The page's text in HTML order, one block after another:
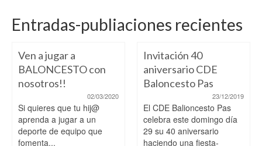
Entradas-publiaciones recientes
Ven a jugar a
BALONCESTO con
nosotros!!
02/03/2020
Si quieres que tu hij@
aprenda a jugar a un
deporte de equipo que
fomenta...
Invitación 40
aniversario CDE
Baloncesto Pas
23/12/2019
El CDE Balioncesto Pas
celebra este domingo día
29 su 40 aniversario
haciendo una fiesta-